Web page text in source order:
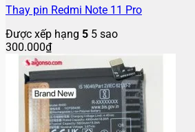
Thay pin Redmi Note 11 Pro
Được xếp hạng 5 5 sao
300.000₫